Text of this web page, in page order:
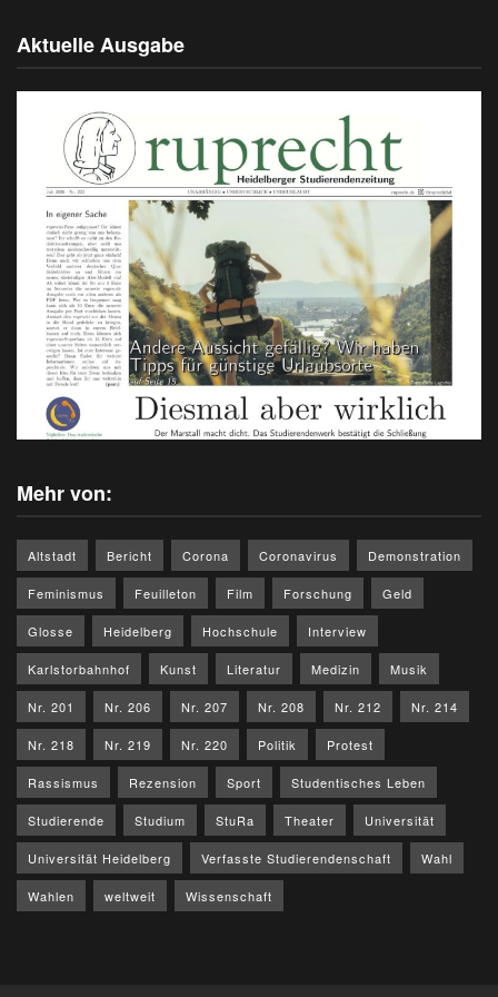
Aktuelle Ausgabe
Mehr von:
Altstadt Bericht Corona Coronavirus Demonstration
Feminismus Feuilleton Film Forschung Geld
Glosse Heidelberg Hochschule Interview
Karlstorbahnhof Kunst Literatur Medizin Musik
Nr. 201 Nr. 206 Nr. 207 Nr. 208 Nr. 212 Nr. 214
Nr. 218 Nr. 219 Nr. 220 Politik Protest
Rassismus Rezension Sport Studentisches Leben
Studierende Studium StuRa Theater Universität
Universität Heidelberg Verfasste Studierendenschaft Wahl
Wahlen weltweit Wissenschaft